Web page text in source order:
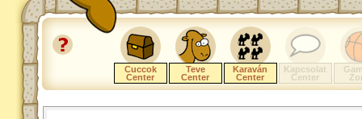
Cuccok
Center
Teve
Center
Karaván
Center
Kapcsolat
Center